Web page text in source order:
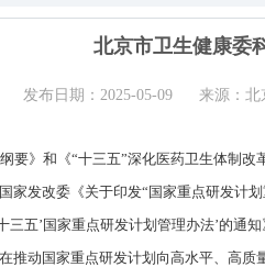
北京市卫生健康委
发布日期：2025-05-09 来源：
要》和《“十三五”深化医药卫生体制
家发改委《关于印发“国家重点研发计
三五’国家重点研发计划管理办法’的
推动国家重点研发计划向高水平、高质